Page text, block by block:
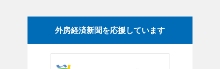
外房経済新聞を応援しています